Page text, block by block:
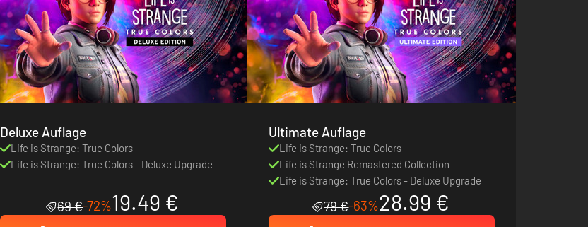
Deluxe Auflage
Life is Strange: True Colors
Life is Strange: True Colors - Deluxe Upgrade
69 €-72%19.49 €
Ultimate Auflage
Life is Strange: True Colors
Life is Strange Remastered Collection
Life is Strange: True Colors - Deluxe Upgrade
79 €-63%28.99 €